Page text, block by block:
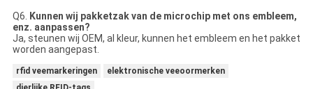
Q6.
Kunnen wij pakketzak van de microchip met ons embleem,
enz. aanpassen?
Ja, steunen wij OEM, al kleur, kunnen het embleem en het pakket
worden aangepast.
rfid veemarkeringen
elektronische veeoormerken